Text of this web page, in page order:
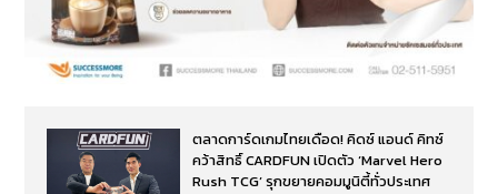
ตลาดการ์ดเกมไทยเดือด! คิดซ์ แอนด์ คิทซ์
คว้าสิทธิ์ CARDFUN เปิดตัว ‘Marvel Hero
Rush TCG’ รุกขยายคอมมูนิตี้ทั่วประเทศ